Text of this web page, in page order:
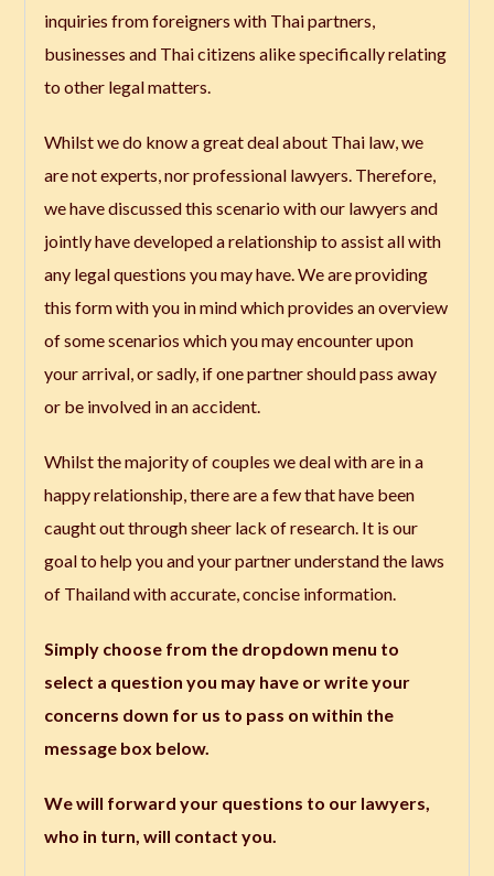
inquiries from foreigners with Thai partners,
businesses and Thai citizens alike specifically relating
to other legal matters.
Whilst we do know a great deal about Thai law, we
are not experts, nor professional lawyers. Therefore,
we have discussed this scenario with our lawyers and
jointly have developed a relationship to assist all with
any legal questions you may have. We are providing
this form with you in mind which provides an overview
of some scenarios which you may encounter upon
your arrival, or sadly, if one partner should pass away
or be involved in an accident.
Whilst the majority of couples we deal with are in a
happy relationship, there are a few that have been
caught out through sheer lack of research. It is our
goal to help you and your partner understand the laws
of Thailand with accurate, concise information.
Simply choose from the dropdown menu to
select a question you may have or write your
concerns down for us to pass on within the
message box below.
We will forward your questions to our lawyers,
who in turn, will contact you.